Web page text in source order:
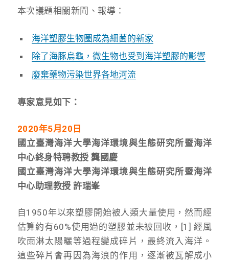
本次議題相關新聞、報導：
海洋塑膠生物圈成為細菌的新家
除了海豚烏龜，微生物也受到海洋塑膠的影響
廢棄藥物污染世界各地河流
專家意見如下：
2020年5月20日
國立臺灣海洋大學海洋環境與生態研究所暨海洋
中心終身特聘教授 龔國慶
國立臺灣海洋大學海洋環境與生態研究所暨海洋
中心助理教授 許瑞峯
自1950年以來塑膠開始被人類大量使用，然而經
估算約有60%使用過的塑膠並未被回收，[1] 經風
吹雨淋太陽曬等過程變成碎片，最終流入海洋。
這些碎片會再因為海浪的作用，逐漸被瓦解成小